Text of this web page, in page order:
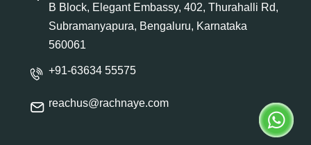
B Block, Elegant Embassy, 402, Thurahalli Rd,
Subramanyapura, Bengaluru, Karnataka
560061
+91-63634 55575
reachus@rachnaye.com